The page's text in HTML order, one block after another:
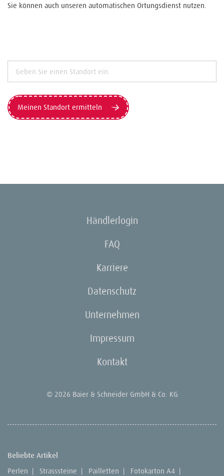
Sie können auch unseren automatischen Ortungsdienst nutzen.
Meinen Standort ermitteln
Händlerlogin
FAQ
Karriere
Datenschutz
Unternehmen
Impressum
Kontakt
© 2026 Baier & Schneider GmbH & Co. KG
Beliebte Artikel
Perlen | Strasssteine | Pailletten | Fotokarton A4 |